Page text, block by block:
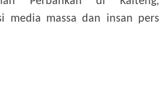
media massa dan insan pers